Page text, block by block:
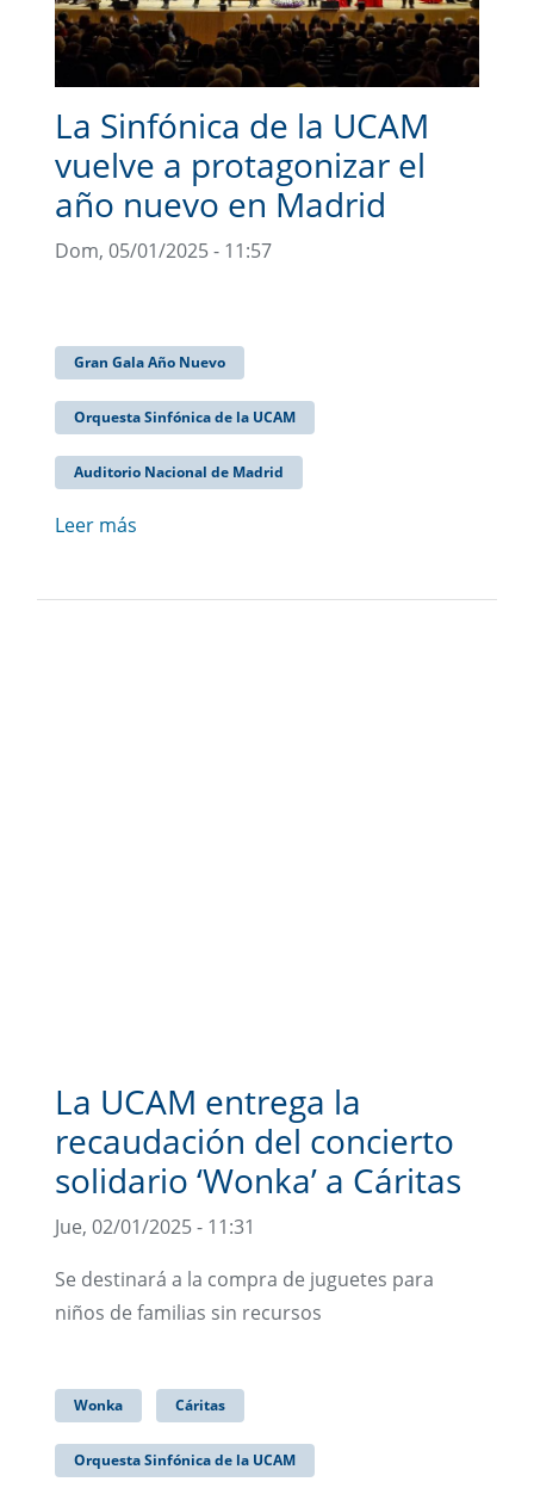
La Sinfónica de la UCAM
vuelve a protagonizar el
año nuevo en Madrid
Dom, 05/01/2025 - 11:57
Gran Gala Año Nuevo
Orquesta Sinfónica de la UCAM
Auditorio Nacional de Madrid
Leer más
La UCAM entrega la
recaudación del concierto
solidario ‘Wonka’ a Cáritas
Jue, 02/01/2025 - 11:31
Se destinará a la compra de juguetes para
niños de familias sin recursos
Wonka Cáritas
Orquesta Sinfónica de la UCAM